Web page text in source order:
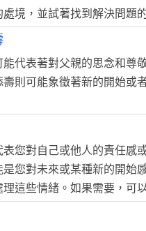
境，並試著找到解決問題
代表著對父親的思念和尊
則可能象徵著新的開始或
您對自己或他人的責任感
您對未來或某種新的開始
這些情緒。如果需要，可